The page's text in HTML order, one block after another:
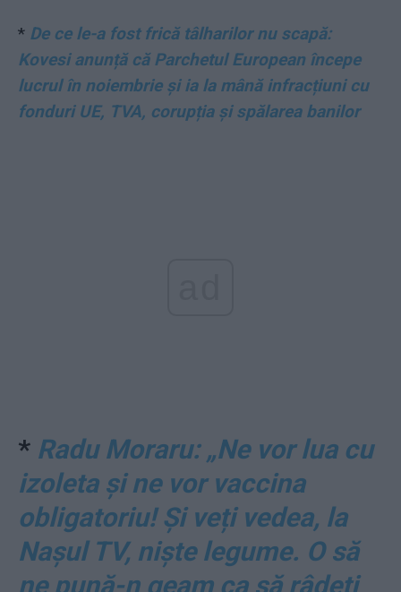
* De ce le-a fost frică tâlharilor nu scapă:
Kovesi anunță că Parchetul European începe
lucrul în noiembrie și ia la mână infracțiuni cu
fonduri UE, TVA, corupția și spălarea banilor
* Radu Moraru: „Ne vor lua cu
izoleta și ne vor vaccina
obligatoriu! Și veți vedea, la
Nașul TV, niște legume. O să
ne pună-n geam ca să râdeți